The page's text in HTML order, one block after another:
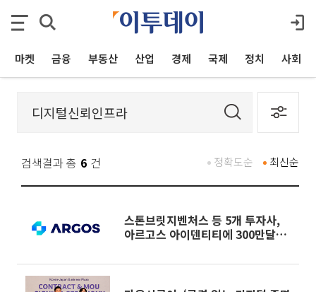
마켓 금융 부동산 산업 경제 국제 정치 사회
검색결과 총 6 건 최신순
정확도순
스톤브릿지벤처스 등 5개 투자사,
아르고스 아이덴티티에 300만달러